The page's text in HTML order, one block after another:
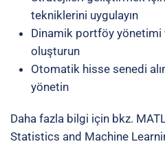
tekniklerini uygulayın
Dinamik portföy yönetimi
oluşturun
Otomatik hisse senedi
yönetin
Daha fazla bilgi için bkz.
Statistics and Machine